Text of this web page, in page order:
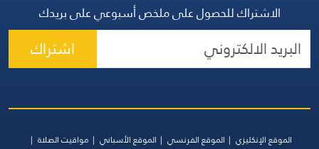
الاشتراك للحصول على ملخص أسبوعي على بريدك
اشتراك
الموقع الإنكليزي الموقع الفرنسي الموقع الأسباني
مواقيت الصلاة